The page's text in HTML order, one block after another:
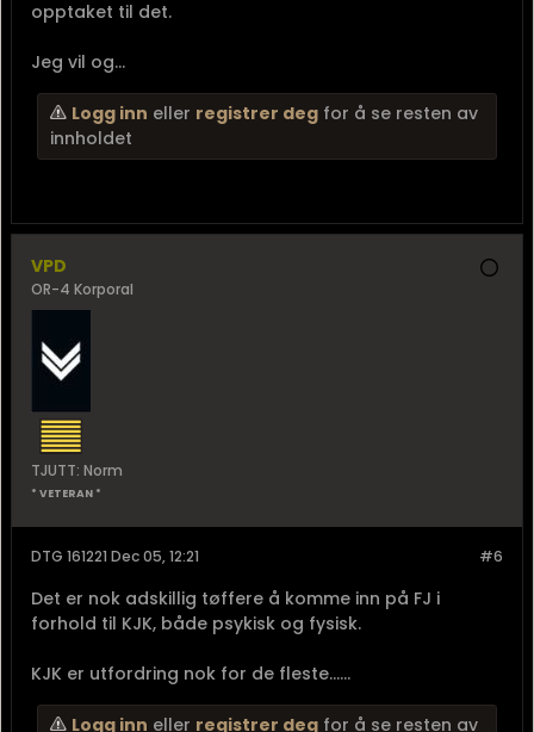
opptaket til det.
Jeg vil og...
Logg inn eller registrer deg for å se resten av
innholdet
VPD
OR-4 Korporal
TJUTT: Norm
* VETERAN *
#6
DTG 161221 Dec 05, 12:21
Det er nok adskillig tøffere å komme inn på FJ i
forhold til KJK, både psykisk og fysisk.
KJK er utfordring nok for de fleste......
Logg inn eller registrer deg for å se resten av